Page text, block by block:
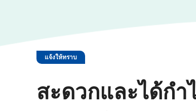
แจ้งให้ทราบ
สะดวกและได้กำ